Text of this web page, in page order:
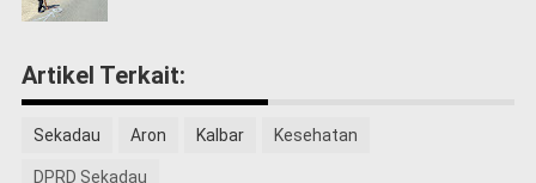
Artikel Terkait:
Sekadau Aron Kalbar Kesehatan
DPRD Sekadau